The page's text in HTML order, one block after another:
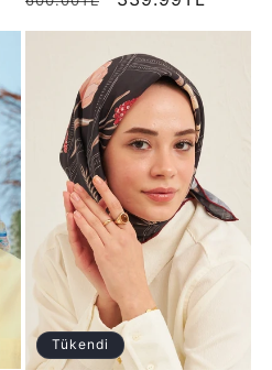
fiyat
fiyat
Tükendi